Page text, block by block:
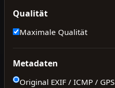
Qualität
Maximale Qualität
Metadaten
Original EXIF / ICMP / GPS